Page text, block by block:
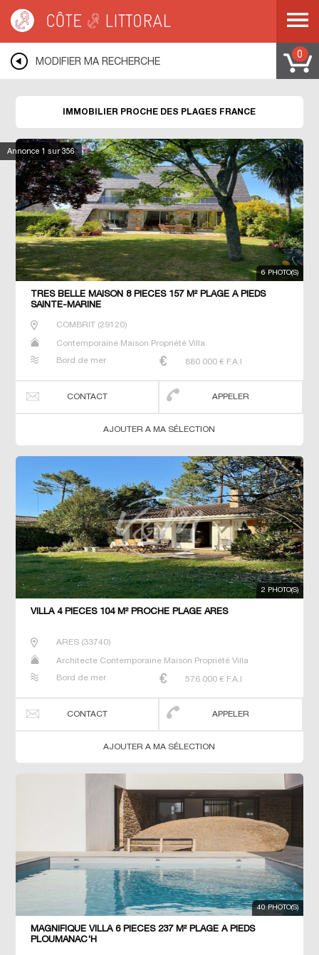
MODIFIER MA RECHERCHE
0
Annonce 1 sur 356
IMMOBILIER PROCHE DES PLAGES FRANCE
6 PHOTO(S)
TRES BELLE MAISON 8 PIECES 157 M² PLAGE A PIEDS
SAINTE-MARINE
COMBRIT(29120)
Contemporaine Maison Propriété Villa
Bord de mer 880 000 € F.A.I
CONTACT APPELER
AJOUTER A MA SÉLECTION
2 PHOTO(S)
VILLA 4 PIECES 104 M² PROCHE PLAGE ARES
ARES(33740)
Architecte Contemporaine Maison Propriété Villa
Bord de mer 576 000 € F.A.I
CONTACT APPELER
AJOUTER A MA SÉLECTION
40 PHOTO(S)
MAGNIFIQUE VILLA 6 PIECES 237 M² PLAGE A PIEDS
PLOUMANAC'H